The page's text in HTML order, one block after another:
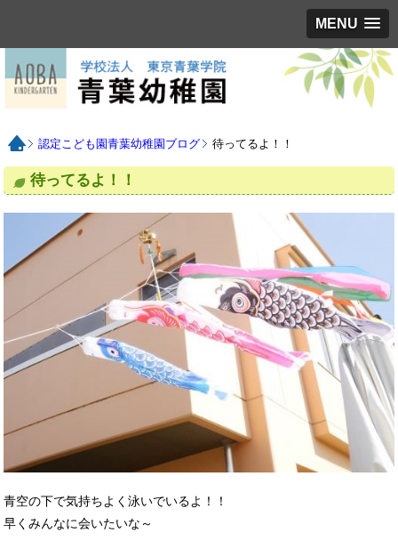
MENU
認定こども園青葉幼稚園ブログ 待ってるよ！！
待ってるよ！！
青空の下で気持ちよく泳いでいるよ！！
早くみんなに会いたいな～